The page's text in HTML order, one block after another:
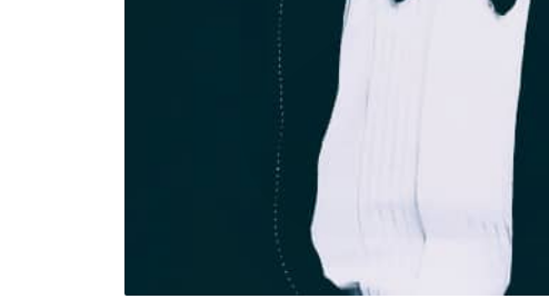
Rendez-vous le 10 Octobre avec GESPROS pour
une formation de qualité, un métier